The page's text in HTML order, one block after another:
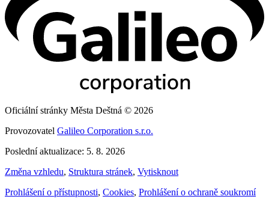
Oficiální stránky Města Deštná © 2026
Provozovatel Galileo Corporation s.r.o.
Poslední aktualizace: 5. 8. 2026
Změna vzhledu, Struktura stránek, Vytisknout
Prohlášení o přístupnosti, Cookies, Prohlášení o ochraně soukromí